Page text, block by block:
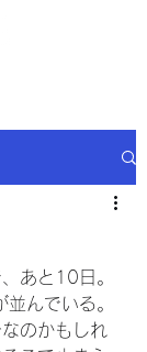
あと10日。
んでいる。
のかもしれ